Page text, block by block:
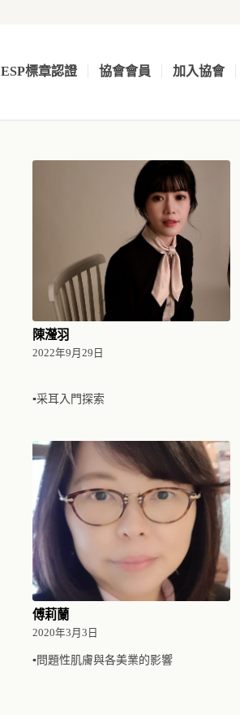
ESP標章認證 協會會員 加入協會
陳瀅羽
2022年9月29日
▪采耳入門探索
傅莉蘭
2020年3月3日
▪問題性肌膚與各美業的影響